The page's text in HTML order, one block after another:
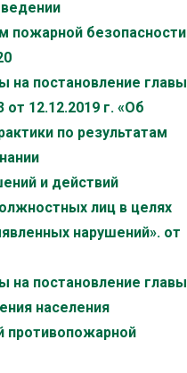
пожарной безопасности
на постановление главы
12.12.2019 г. «Об
по результатам
и действий
лиц в целях
нарушений». от
на постановление главы
населения
противопожарной